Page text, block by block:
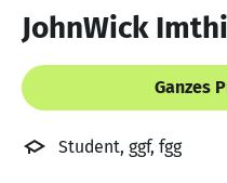
JohnWick
Ganzes
Student, ggf, fgg